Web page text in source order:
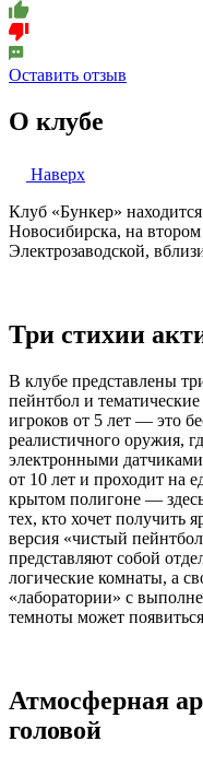
Оставить отзыв
О клубе
Наверх
Клуб «Бункер»
Новосибирска, на
Электрозаводской,
Три стихии
В клубе представлены
пейнтбол и
игроков от 5 лет — это
реалистичного оружия,
электронными
от 10 лет и проходит на
крытом полигоне —
тех, кто хочет получить
версия «чистый
представляют собой
логические комнаты, а
«лаборатории» с
темноты может
Атмосферная
головой